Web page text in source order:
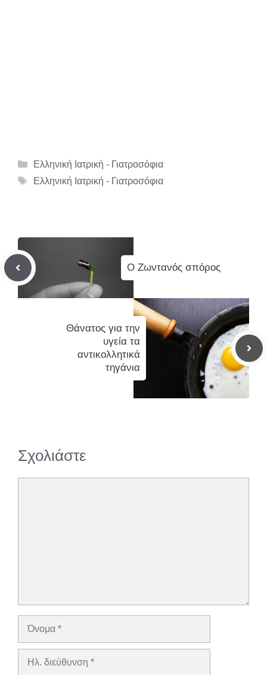
Κατηγορίες
Ελληνική Ιατρική - Γιατροσόφια
Ετικέτες
Ελληνική Ιατρική - Γιατροσόφια
Ο Ζωντανός σπόρος
Θάνατος για την
υγεία τα
αντικολλητικά
τηγάνια
Σχολιάστε
Όνομα
Ηλ.